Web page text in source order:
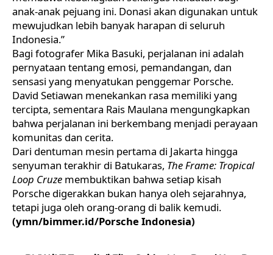
anak-anak pejuang ini. Donasi akan digunakan untuk
mewujudkan lebih banyak harapan di seluruh
Indonesia.”
Bagi fotografer Mika Basuki, perjalanan ini adalah
pernyataan tentang emosi, pemandangan, dan
sensasi yang menyatukan penggemar Porsche.
David Setiawan menekankan rasa memiliki yang
tercipta, sementara Rais Maulana mengungkapkan
bahwa perjalanan ini berkembang menjadi perayaan
komunitas dan cerita.
Dari dentuman mesin pertama di Jakarta hingga
senyuman terakhir di Batukaras, The Frame: Tropical
Loop Cruze membuktikan bahwa setiap kisah
Porsche digerakkan bukan hanya oleh sejarahnya,
tetapi juga oleh orang-orang di balik kemudi.
(ymn/bimmer.id/Porsche Indonesia)